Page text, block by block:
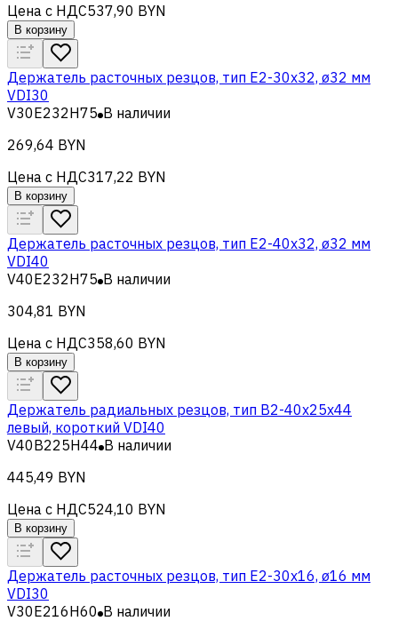
Цена с НДС537,90 BYN
В корзину
Держатель расточных резцов, тип Е2-30х32, ø32 мм
VDI30
V30E232H75 В наличии
269,64 BYN
Цена с НДС317,22 BYN
В корзину
Держатель расточных резцов, тип Е2-40х32, ø32 мм
VDI40
V40E232H75 В наличии
304,81 BYN
Цена с НДС358,60 BYN
В корзину
Держатель радиальных резцов, тип B2-40х25х44
левый, короткий VDI40
V40B225H44 В наличии
445,49 BYN
Цена с НДС524,10 BYN
В корзину
Держатель расточных резцов, тип Е2-30х16, ø16 мм
VDI30
V30E216H60 В наличии